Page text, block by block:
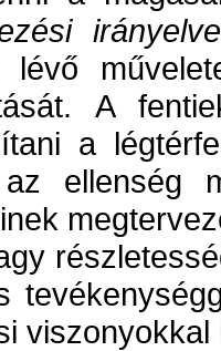
lévő
A
a
az ellenség
viszonyokkal